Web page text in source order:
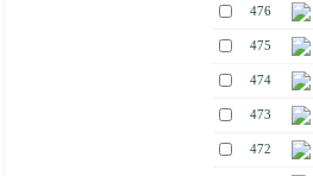
476
475
474
473
472